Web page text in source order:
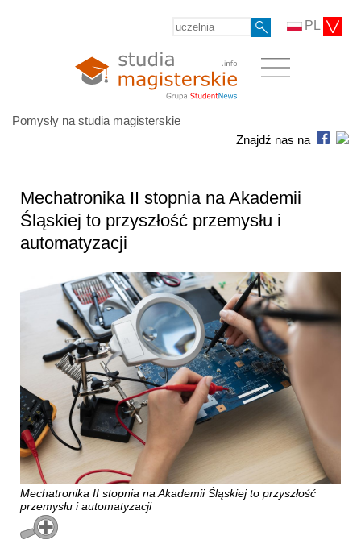
PL
Pomysły na studia magisterskie
Znajdź nas na
Mechatronika II stopnia na Akademii
Śląskiej to przyszłość przemysłu i
automatyzacji
Mechatronika II stopnia na Akademii Śląskiej to przyszłość
przemysłu i automatyzacji